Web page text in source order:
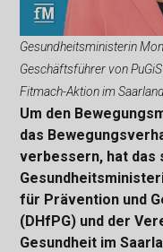
Gesundheitsministerin
Geschäftsführer von
Fitmach-Aktion im
Um den
das
verbessern, hat das
für Prävention und
(DHfPG) und der
Gesundheit im